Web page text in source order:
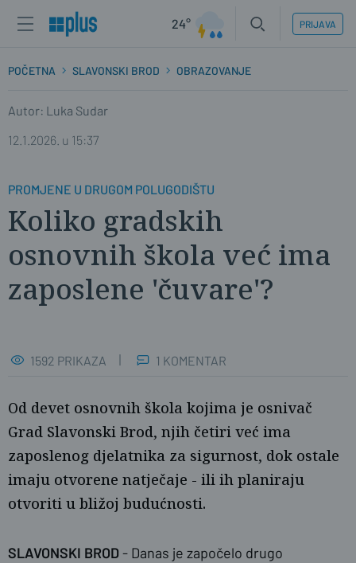
24° PRIJAVA
POČETNA SLAVONSKI BROD OBRAZOVANJE
Autor: Luka Sudar
12.1.2026. u 15:37
PROMJENE U DRUGOM POLUGODIŠTU
Koliko gradskih
osnovnih škola već ima
zaposlene 'čuvare'?
1592 PRIKAZA 1 KOMENTAR
Od devet osnovnih škola kojima je osnivač
Grad Slavonski Brod, njih četiri već ima
zaposlenog djelatnika za sigurnost, dok ostale
imaju otvorene natječaje - ili ih planiraju
otvoriti u bližoj budućnosti.
SLAVONSKI BROD- Danas je započelo drugo